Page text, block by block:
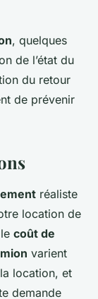
, quelques
de l’état du
du retour
de prévenir
réaliste
location de
coût de
varient
location, et
demande